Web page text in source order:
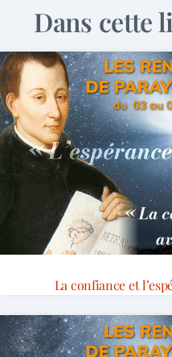
Dans cette
La confiance et